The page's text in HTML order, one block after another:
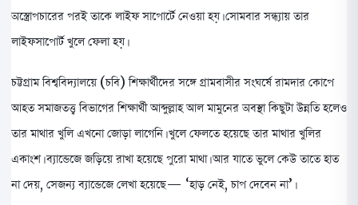
অস্ত্রোপচারের পরই তাকে লাইফ সাপোর্টে নেওয়া হয়। সোমবার সন্ধ্যায় তার
লাইফসাপোর্ট খুলে ফেলা হয়।
চট্টগ্রাম বিশ্ববিদ্যালয়ে (চবি) শিক্ষার্থীদের সঙ্গে গ্রামবাসীর সংঘর্ষে রামদার কোপে
আহত সমাজতত্ত্ব বিভাগের শিক্ষার্থী আব্দুল্লাহ আল মামুনের অবস্থা কিছুটা উন্নতি হলেও
তার মাথার খুলি এখনো জোড়া লাগেনি। খুলে ফেলতে হয়েছে তার মাথার খুলির
একাংশ। ব্যান্ডেজে জড়িয়ে রাখা হয়েছে পুরো মাথা। আর যাতে ভুলে কেউ তাতে হাত
না দেয়, সেজন্য ব্যান্ডেজে লেখা হয়েছে— ‘হাড় নেই, চাপ দেবেন না’।